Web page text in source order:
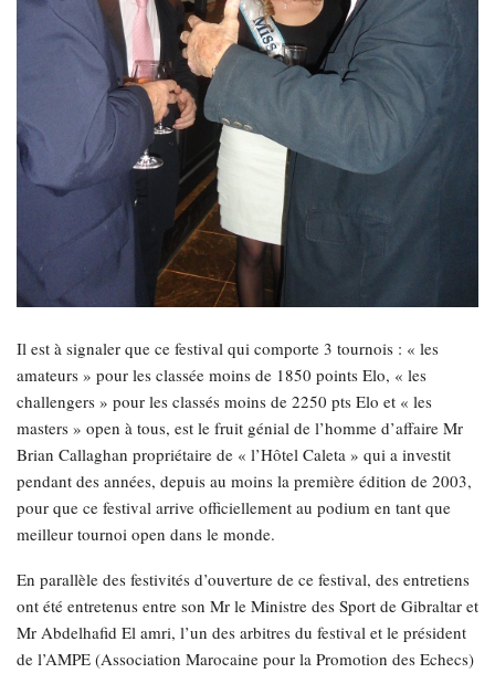
Il est à signaler que ce festival qui comporte 3 tournois : « les
amateurs » pour les classée moins de 1850 points Elo, « les
challengers » pour les classés moins de 2250 pts Elo et « les
masters » open à tous, est le fruit génial de l’homme d’affaire Mr
Brian Callaghan propriétaire de « l’Hôtel Caleta » qui a investit
pendant des années, depuis au moins la première édition de 2003,
pour que ce festival arrive officiellement au podium en tant que
meilleur tournoi open dans le monde.
En parallèle des festivités d’ouverture de ce festival, des entretiens
ont été entretenus entre son Mr le Ministre des Sport de Gibraltar et
Mr Abdelhafid El amri, l’un des arbitres du festival et le président
de l’AMPE (Association Marocaine pour la Promotion des Echecs)